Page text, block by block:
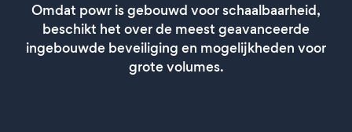
Omdat powr is gebouwd voor schaalbaarheid,
beschikt het over de meest geavanceerde
ingebouwde beveiliging en mogelijkheden voor
grote volumes.